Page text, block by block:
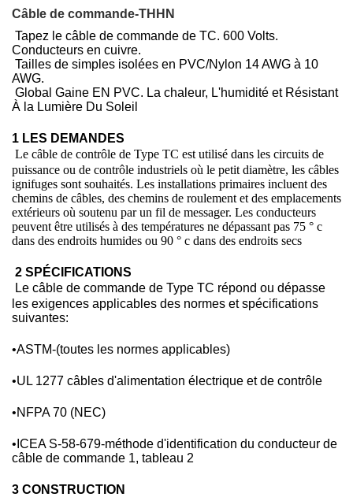
Câble de commande-THHN
Tapez le câble de commande de TC. 600 Volts.
Conducteurs en cuivre.
Tailles de simples isolées en PVC/Nylon 14 AWG à 10
AWG.
Global Gaine EN PVC. La chaleur, L'humidité et Résistant
À la Lumière Du Soleil
1 LES DEMANDES
Le câble de contrôle de Type TC est utilisé dans les circuits de
puissance ou de contrôle industriels où le petit diamètre, les câbles
ignifuges sont souhaités. Les installations primaires incluent des
chemins de câbles, des chemins de roulement et des emplacements
extérieurs où soutenu par un fil de messager. Les conducteurs
peuvent être utilisés à des températures ne dépassant pas 75 ° c
dans des endroits humides ou 90 ° c dans des endroits secs
2 SPÉCIFICATIONS
Le câble de commande de Type TC répond ou dépasse
les exigences applicables des normes et spécifications
suivantes:
•ASTM-(toutes les normes applicables)
•UL 1277 câbles d'alimentation électrique et de contrôle
•NFPA 70 (NEC)
• ICEA S-58-679-méthode d'identification du conducteur de
câble de commande 1, tableau 2
3 CONSTRUCTION